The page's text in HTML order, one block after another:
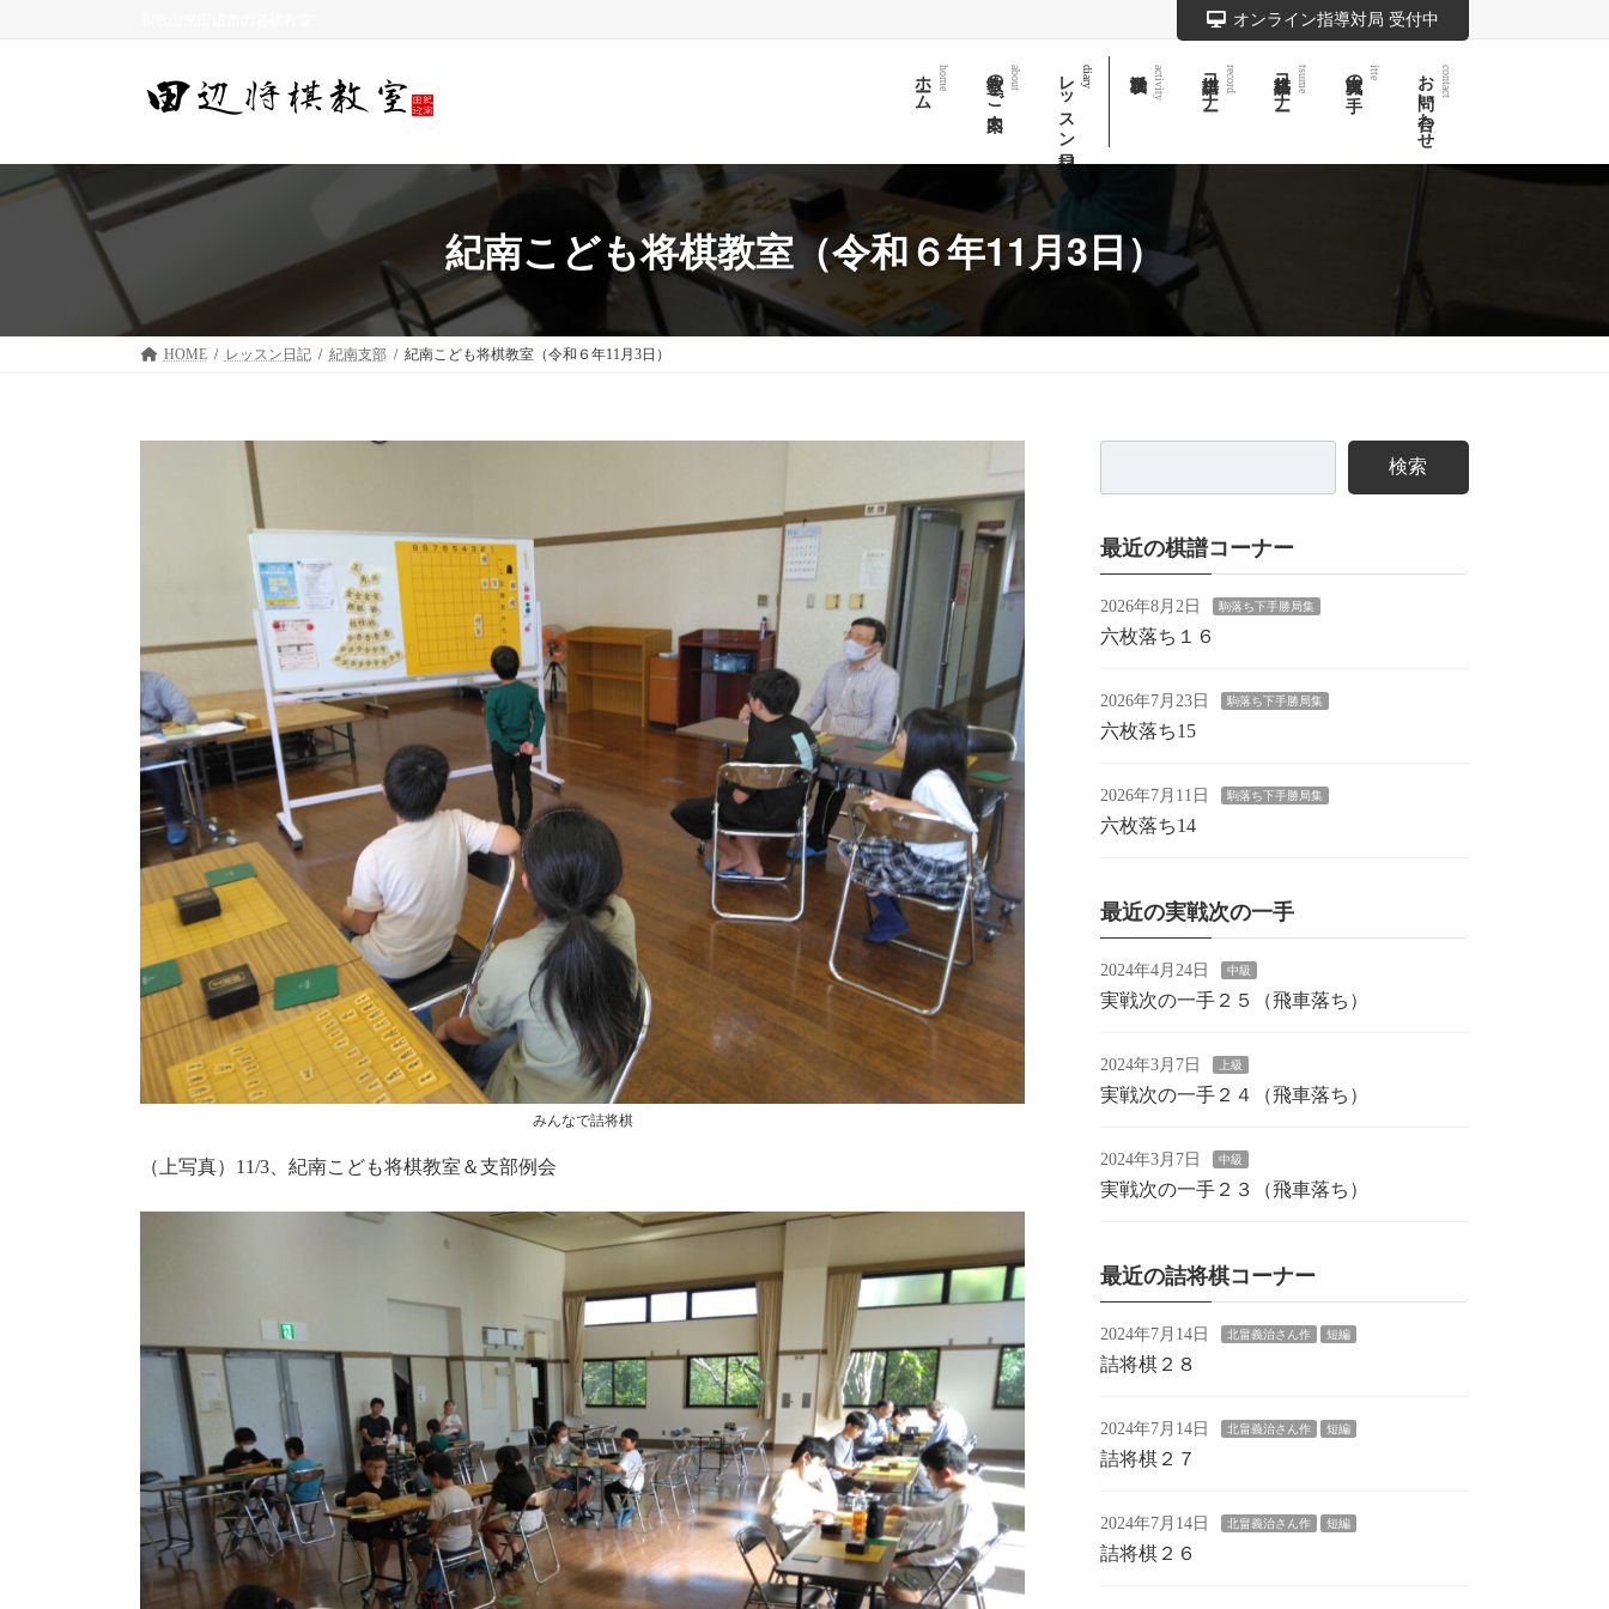
ス
キ
ン
に
オンライン指導対局 受付中
ホーム home 教室のご案内 about レッスン日記 diary activity 棋譜コーナー record 詰将棋コーナー tsume 実戦次の一手 itte お問い合わせ contact
紀南こども将棋教室（令和６年11月3日）
HOME レッスン日記 紀南支部 紀南こども将棋教室（令和６年11月3日）
みんなで詰将棋
（上写真）11/3、紀南こども将棋教室＆支部例会
検索
最近の棋譜コーナー
2026年8月2日 駒落ち下手勝局集
六枚落ち１６
2026年7月23日 駒落ち下手勝局集
六枚落ち15
2026年7月11日 駒落ち下手勝局集
六枚落ち14
最近の実戦次の一手
2024年4月24日 中級
実戦次の一手２５（飛車落ち）
2024年3月7日 上級
実戦次の一手２４（飛車落ち）
2024年3月7日 中級
実戦次の一手２３（飛車落ち）
最近の詰将棋コーナー
2024年7月14日 北畠義治さん作 短編
詰将棋２８
2024年7月14日 北畠義治さん作 短編
詰将棋２７
2024年7月14日 北畠義治さん作 短編
詰将棋２６